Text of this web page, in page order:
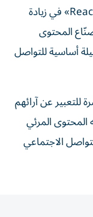
من المتوقع أن تسهم ميزة «React with Video» في زيادة
المحتوى
أساسية للتواصل
للتعبير عن آرائهم
المرئي
الاجتماعي